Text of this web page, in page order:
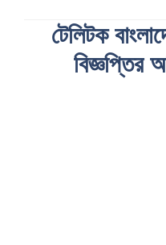
টেলিটক
বিজ্ঞপ্তির